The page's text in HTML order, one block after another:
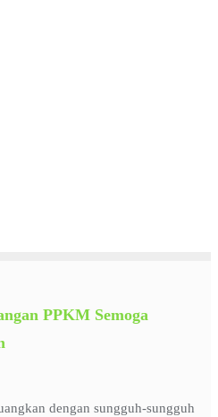
PPKM Semoga
dengan sungguh-sungguh